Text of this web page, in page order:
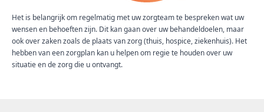
Het is belangrijk om regelmatig met uw zorgteam te bespreken wat uw
wensen en behoeften zijn. Dit kan gaan over uw behandeldoelen, maar
ook over zaken zoals de plaats van zorg (thuis, hospice, ziekenhuis). Het
hebben van een zorgplan kan u helpen om regie te houden over uw
situatie en de zorg die u ontvangt.